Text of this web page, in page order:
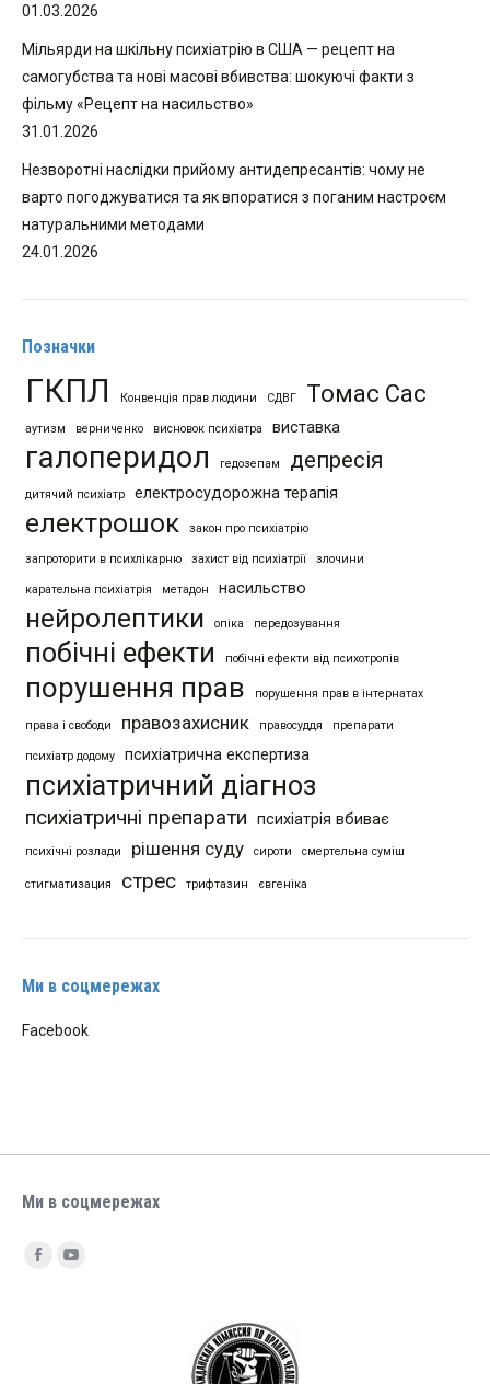
01.03.2026
Мільярди на шкільну психіатрію в США — рецепт на
самогубства та нові масові вбивства: шокуючі факти з
фільму «Рецепт на насильство»
31.01.2026
Незворотні наслідки прийому антидепресантів: чому не
варто погоджуватися та як впоратися з поганим настроєм
натуральними методами
24.01.2026
Позначки
ГКПЛ Конвенція прав людини СДВГ Томас Сас
аутизм верниченко висновок психіатра виставка
галоперидол гедозепам депресія
дитячий психіатр електросудорожна терапія
електрошок закон про психіатрію
запроторити в психлікарню захист від психіатрії злочини
карательна психіатрія метадон насильство
нейролептики опіка передозування
побічні ефекти побічні ефекти від психотропів
порушення прав порушення прав в інтернатах
права і свободи правозахисник правосуддя препарати
психіатр додому психіатрична експертиза
психіатричний діагноз
психіатричні препарати психіатрія вбиває
психічні розлади рішення суду сироти смертельна суміш
стигматизация стрес трифтазин євгеніка
Ми в соцмережах
Facebook
Ми в соцмережах
Find us on:
FacebookYouTube